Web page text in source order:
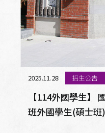
2025.11.28 招生公告
【114外國學生】
班外國學生(碩士班